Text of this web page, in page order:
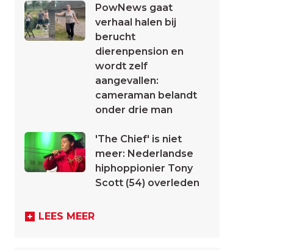
PowNews gaat
verhaal halen bij
berucht
dierenpension en
wordt zelf
aangevallen:
cameraman belandt
onder drie man
'The Chief' is niet
meer: Nederlandse
hiphoppionier Tony
Scott (54) overleden
LEES MEER